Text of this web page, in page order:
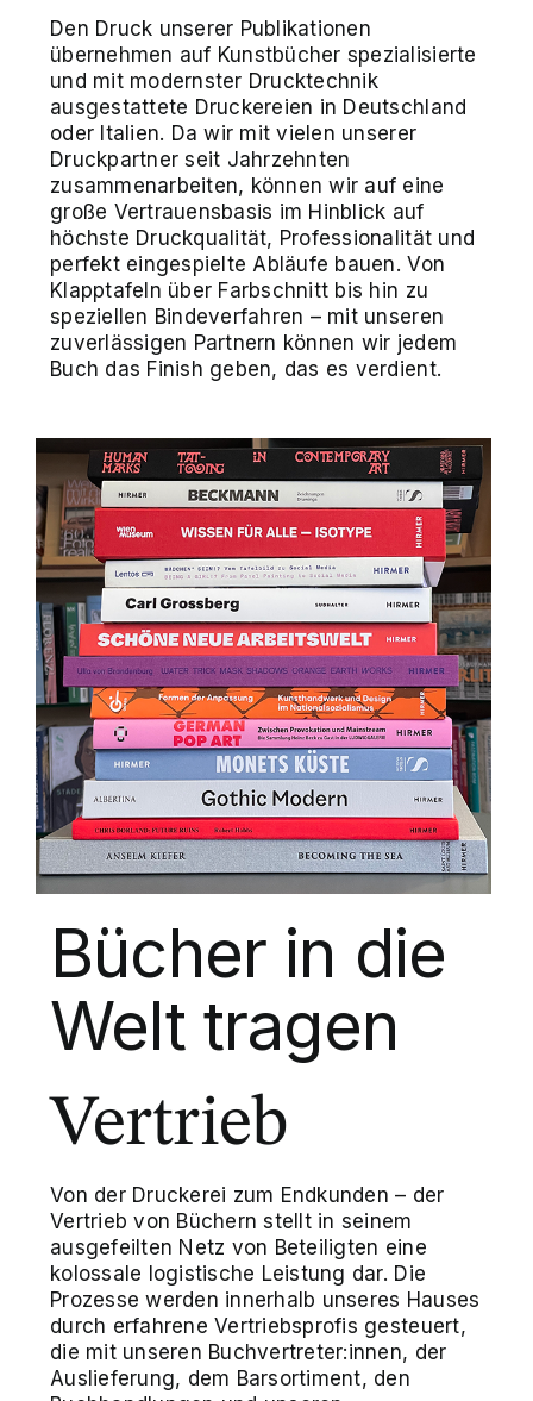
Den Druck unserer Publikationen
übernehmen auf Kunstbücher spezialisierte
und mit modernster Drucktechnik
ausgestattete Druckereien in Deutschland
oder Italien. Da wir mit vielen unserer
Druckpartner seit Jahrzehnten
zusammenarbeiten, können wir auf eine
große Vertrauensbasis im Hinblick auf
höchste Druckqualität, Professionalität und
perfekt eingespielte Abläufe bauen. Von
Klapptafeln über Farbschnitt bis hin zu
speziellen Bindeverfahren – mit unseren
zuverlässigen Partnern können wir jedem
Buch das Finish geben, das es verdient.
Bücher in die
Welt tragen
Vertrieb
Von der Druckerei zum Endkunden – der
Vertrieb von Büchern stellt in seinem
ausgefeilten Netz von Beteiligten eine
kolossale logistische Leistung dar. Die
Prozesse werden innerhalb unseres Hauses
durch erfahrene Vertriebsprofis gesteuert,
die mit unseren Buchvertreter:innen, der
Auslieferung, dem Barsortiment, den